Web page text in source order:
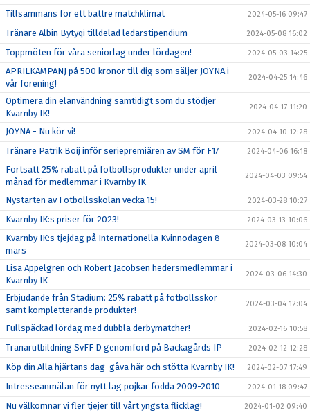
Tillsammans för ett bättre matchklimat 2024-05-16 09:47
Tränare Albin Bytyqi tilldelad ledarstipendium 2024-05-08 16:02
Toppmöten för våra seniorlag under lördagen! 2024-05-03 14:25
APRILKAMPANJ på 500 kronor till dig som säljer JOYNA i
vår förening!
2024-04-25 14:46
Optimera din elanvändning samtidigt som du stödjer
Kvarnby IK!
2024-04-17 11:20
JOYNA - Nu kör vi! 2024-04-10 12:28
Tränare Patrik Boij inför seriepremiären av SM för F17 2024-04-06 16:18
Fortsatt 25% rabatt på fotbollsprodukter under april
månad för medlemmar i Kvarnby IK
2024-04-03 09:54
Nystarten av Fotbollsskolan vecka 15! 2024-03-28 10:27
Kvarnby IK:s priser för 2023! 2024-03-13 10:06
Kvarnby IK:s tjejdag på Internationella Kvinnodagen 8
mars
2024-03-08 10:04
Lisa Appelgren och Robert Jacobsen hedersmedlemmar i
Kvarnby IK
2024-03-06 14:30
Erbjudande från Stadium: 25% rabatt på fotbollsskor
samt kompletterande produkter!
2024-03-04 12:04
Fullspäckad lördag med dubbla derbymatcher! 2024-02-16 10:58
Tränarutbildning SvFF D genomförd på Bäckagårds IP 2024-02-12 12:28
Köp din Alla hjärtans dag-gåva här och stötta Kvarnby IK! 2024-02-07 17:49
Intresseanmälan för nytt lag pojkar födda 2009-2010 2024-01-18 09:47
Nu välkomnar vi fler tjejer till vårt yngsta flicklag! 2024-01-02 09:40